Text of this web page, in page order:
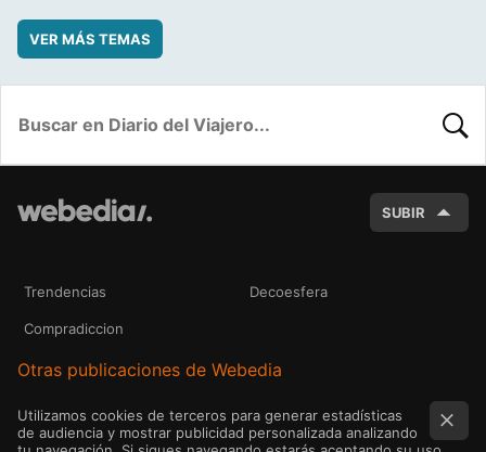
VER MÁS TEMAS
SUBIR
Trendencias Decoesfera
Compradiccion
Otras publicaciones de Webedia
Utilizamos cookies de terceros para generar estadísticas
de audiencia y mostrar publicidad personalizada analizando